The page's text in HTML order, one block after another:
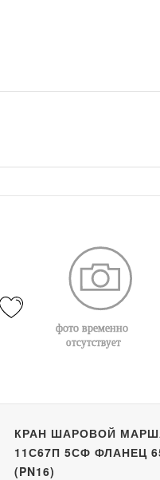
КРАН ШАРОВОЙ
11С67П 5СФ ФЛАНЕЦ
(PN16)